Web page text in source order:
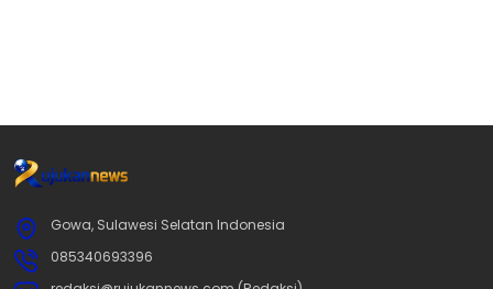
Gowa, Sulawesi Selatan Indonesia
085340693396